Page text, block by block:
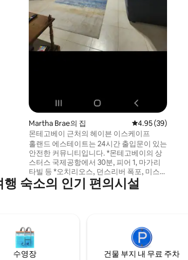
Martha Brae의 집 평점 4.95점(5점
4.95 (39)
몬테고베이 근처의 헤이븐 이스케이프
홀랜드 에스테이트는 24시간 출입문이 있는
안전한 커뮤니티입니다. *몬테고베이의 상
스터스 국제공항에서 30분, 피어 1, 마가리
타빌 등 *오치리오스, 던스리버 폭포, 미스틱
마운틴스 등에서 1시간 거리 *마사브레이강
래프팅, 팔머스 미스틱 라군, 처카 어드벤처
온수기, 와이파이, 넷플릭스(자체 로그인 사
용)가 구비되어 있습니다.
숙소의 인기 편의시설
수영장 건물 부지 내 무료 주차